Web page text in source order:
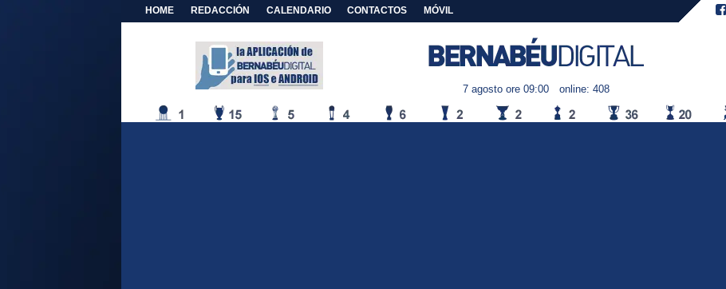
HOME REDACCIÓN CALENDARIO CONTACTOS MÓVIL
7 agosto ore 09:00 online: 408